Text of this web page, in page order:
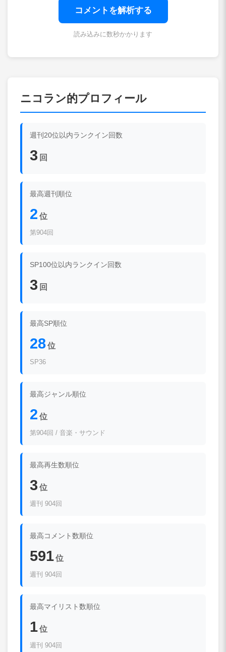
コメントを解析する
読み込みに数秒かかります
ニコラン的プロフィール
週刊20位以内ランクイン回数
3 回
最高週刊順位
2 位
第904回
SP100位以内ランクイン回数
3 回
最高SP順位
28位
SP36
最高ジャンル順位
2 位
第904回 / 音楽・サウンド
最高再生数順位
3 位
週刊 904回
最高コメント数順位
591位
週刊 904回
最高マイリスト数順位
1位
週刊 904回